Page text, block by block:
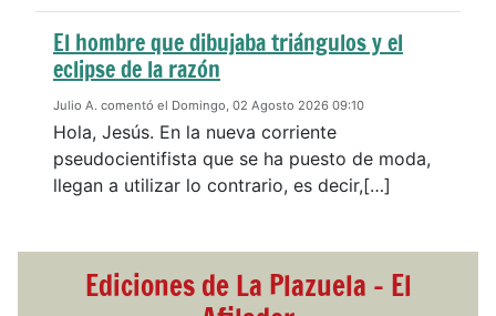
El hombre que dibujaba triángulos y el
eclipse de la razón
Julio A. comentó el Domingo, 02 Agosto 2026 09:10
Hola, Jesús. En la nueva corriente
pseudocientifista que se ha puesto de moda,
llegan a utilizar lo contrario, es decir,[…]
Ediciones de La Plazuela - El